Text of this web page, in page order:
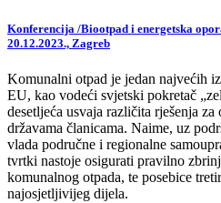
Konferencija /Biootpad i energetska
20.12.2023., Zagreb
Komunalni otpad je jedan najvećih
EU, kao vodeći svjetski pokretač
desetljeća usvaja različita rješenja
državama članicama. Naime, uz
vlada područne i regionalne
tvrtki nastoje osigurati pravilno
komunalnog otpada, te posebice
najosjetljivijeg dijela.